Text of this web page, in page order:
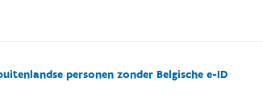
personen zonder Belgische e-ID